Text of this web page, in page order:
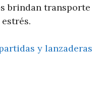
brindan transporte
y lanzaderas